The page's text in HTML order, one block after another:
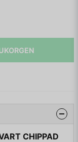
CHIPPAD